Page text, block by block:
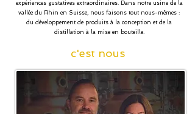
expériences gustatives extraordinaires. Dans notre usine de la
vallée du Rhin en Suisse, nous faisons tout nous-mêmes :
du développement de produits à la conception et de la
distillation à la mise en bouteille.
c'est nous